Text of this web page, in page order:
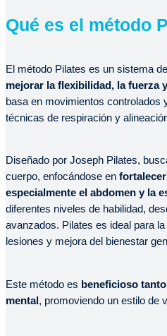
Qué es el método
El método Pilates es un sistema
mejorar la flexibilidad, la fuerza
basa en movimientos controlados
técnicas de respiración y
Diseñado por Joseph Pilates,
cuerpo, enfocándose en
especialmente el abdomen y la
diferentes niveles de habilidad,
avanzados. Pilates es ideal para
lesiones y mejora del bienestar
Este método es beneficioso
mental , promoviendo un estilo de